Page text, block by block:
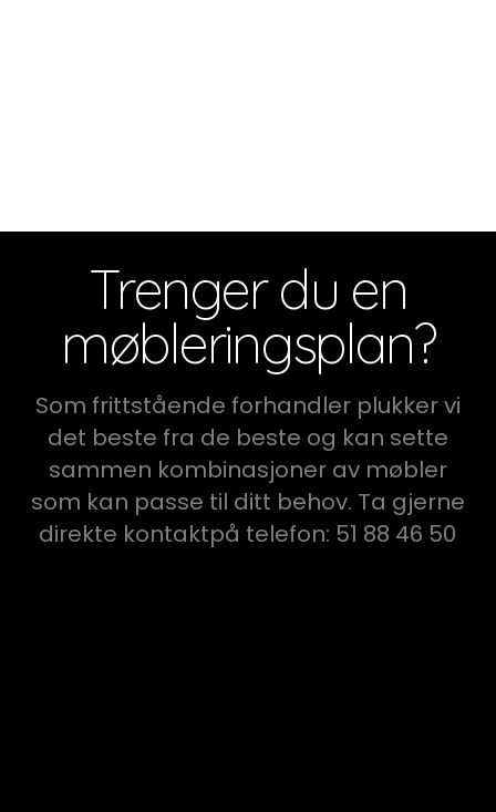
Trenger du en
møbleringsplan?
Som frittstående forhandler plukker vi
det beste fra de beste og kan sette
sammen kombinasjoner av møbler
som kan passe til ditt behov. Ta gjerne
direkte kontaktpå telefon: 51 88 46 50